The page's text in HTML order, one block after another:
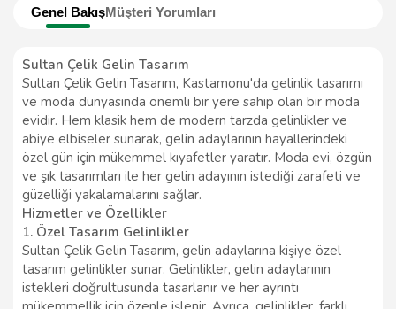
Genel BakışMüşteri Yorumları
Sultan Çelik Gelin Tasarım
Sultan Çelik Gelin Tasarım, Kastamonu'da gelinlik tasarımı
ve moda dünyasında önemli bir yere sahip olan bir moda
evidir. Hem klasik hem de modern tarzda gelinlikler ve
abiye elbiseler sunarak, gelin adaylarının hayallerindeki
özel gün için mükemmel kıyafetler yaratır. Moda evi, özgün
ve şık tasarımları ile her gelin adayının istediği zarafeti ve
güzelliği yakalamalarını sağlar.
Hizmetler ve Özellikler
1. Özel Tasarım Gelinlikler
Sultan Çelik Gelin Tasarım, gelin adaylarına kişiye özel
tasarım gelinlikler sunar. Gelinlikler, gelin adaylarının
istekleri doğrultusunda tasarlanır ve her ayrıntı